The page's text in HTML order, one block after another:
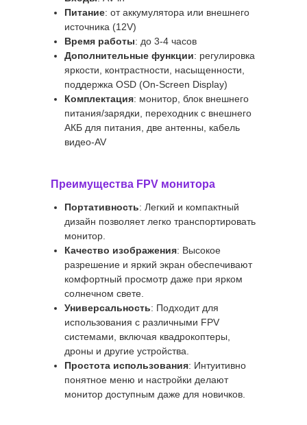
Преимущества FPV монитора
Питание: от аккумулятора или внешнего
источника (12V)
Время работы: до 3-4 часов
Дополнительные функции: регулировка
яркости, контрастности, насыщенности,
поддержка OSD (On-Screen Display)
Комплектация: монитор, блок внешнего
питания/зарядки, переходник с внешнего
АКБ для питания, две антенны, кабель
видео-AV
Портативность: Легкий и компактный
дизайн позволяет легко транспортировать
монитор.
Качество изображения: Высокое
разрешение и яркий экран обеспечивают
комфортный просмотр даже при ярком
солнечном свете.
Универсальность: Подходит для
использования с различными FPV
системами, включая квадрокоптеры,
дроны и другие устройства.
Простота использования: Интуитивно
понятное меню и настройки делают
монитор доступным даже для новичков.